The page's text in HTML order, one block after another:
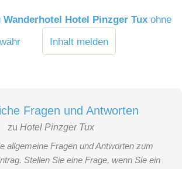
oder mit Freunden? Das Appartement
Voraussetzungen und genügend Platz für
Aufenthalt für maximal 6 Personen.
Terrasse
mit Miniküche
Wanderhotel Hotel Pinzger Tux ohne
Inhalt melden
Fragen und Antworten
zu Hotel Pinzger Tux
allgemeine Fragen und Antworten zum
Stellen Sie eine Frage, wenn Sie ein